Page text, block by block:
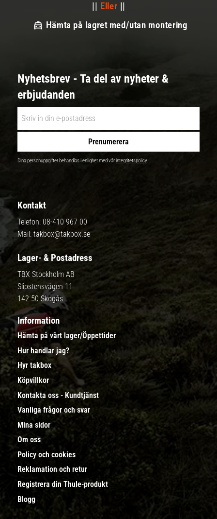
|| Eller ||
Hämta på lagret med/utan montering
Nyhetsbrev - Ta del av nyheter &
erbjudanden
Prenumerera
Dina personuppgifter behandlas i enlighet med vårintegritetspolicy.
Kontakt
Telefon: 08-410 967 00
Mail: takbox@takbox.se
Lager- & Postadress
TBX Stockholm AB
Slipstensvägen 11
142 50 Skogås
Information
Hämta på vårt lager/Öppettider
Hur handlar jag?
Hyr takbox
Köpvillkor
Kontakta oss - Kundtjänst
Vanliga frågor och svar
Mina sidor
Om oss
Policy och cookies
Reklamation och retur
Registrera din Thule-produkt
Blogg